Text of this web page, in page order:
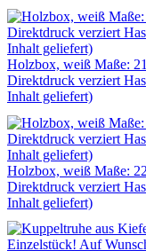
Holzbox, weiß Maße:
Direktdruck verziert
Inhalt geliefert)
Holzbox, weiß Maße:
Direktdruck verziert
Inhalt geliefert)